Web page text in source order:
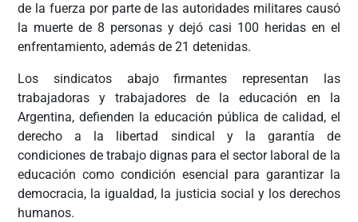
de la fuerza por parte de las autoridades militares causó
la muerte de 8 personas y dejó casi 100 heridas en el
enfrentamiento, además de 21 detenidas.
Los sindicatos abajo firmantes representan las
trabajadoras y trabajadores de la educación en la
Argentina, defienden la educación pública de calidad, el
derecho a la libertad sindical y la garantía de
condiciones de trabajo dignas para el sector laboral de la
educación como condición esencial para garantizar la
democracia, la igualdad, la justicia social y los derechos
humanos.